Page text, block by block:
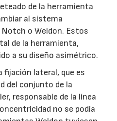
de la herramienta
al sistema
o Weldon. Estos
de la herramienta,
a su diseño asimétrico.
fijación lateral, que es
del conjunto de la
responsable de la línea
no se podía